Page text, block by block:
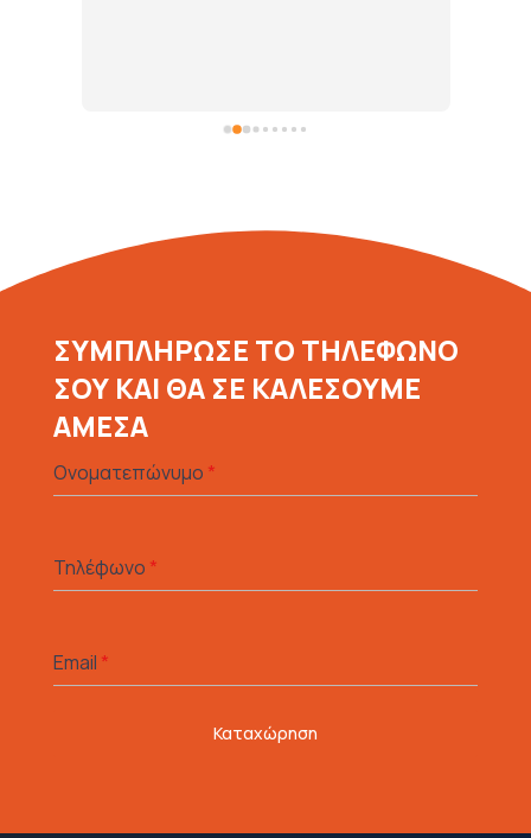
ΣΥΜΠΛΗΡΩΣΕ ΤΟ ΤΗΛΕΦΩΝΟ
ΣΟΥ ΚΑΙ ΘΑ ΣΕ ΚΑΛΕΣΟΥΜΕ
ΑΜΕΣΑ
Ονοματεπώνυμο *
Τηλέφωνο *
Email *
Καταχώρηση